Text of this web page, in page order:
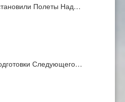
Полеты Над…
Следующего…